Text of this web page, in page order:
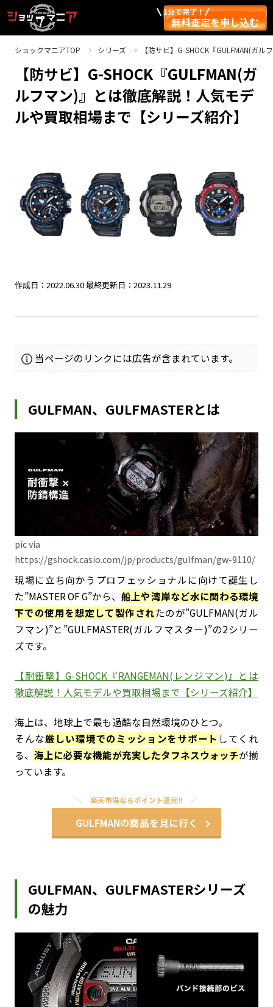
1分で完了！
無料査定を申し込む
ショックマニアTOP シリーズ 【防サビ】G-SHOCK『GULFMAN(ガ
【防サビ】G-SHOCK『GULFMAN(ガ
ルフマン)』とは徹底解説！人気モデ
ルや買取相場まで【シリーズ紹介】
作成日：2022.06.30最終更新日：2023.11.29
当ページのリンクには広告が含まれています。
GULFMAN、GULFMASTERとは
pic via
https://gshock.casio.com/jp/products/gulfman/gw-9110/
現場に立ち向かうプロフェッショナルに向けて誕生し
た”MASTER OF G”から、船上や湾岸など水に関わる環境
下での使用を想定して製作されたのが”GULFMAN(ガル
フマン)”と”GULFMASTER(ガルフマスター)”の2シリー
ズです。
【耐衝撃】G-SHOCK『RANGEMAN(レンジマン)』とは
徹底解説！人気モデルや買取相場まで【シリーズ紹介】
海上は、地球上で最も過酷な自然環境のひとつ。
そんな厳しい環境でのミッションをサポート してくれ
る、 海上に必要な機能が充実したタフネスウォッチが揃
っています。
楽天市場ならポイント還元!!
GULFMANの商品を見に行く
GULFMAN、GULFMASTERシリーズ
の魅力